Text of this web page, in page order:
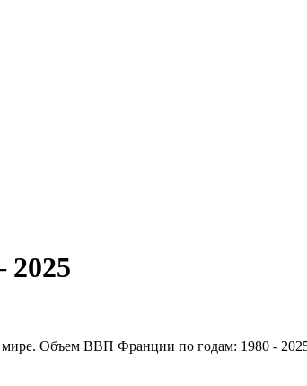
мире. Объем ВВП Франции по годам: 1980 -